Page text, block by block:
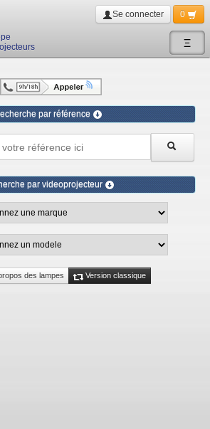
Ξ
Se connecter 0
par référence
par videoprojecteur
des lampes Version classique